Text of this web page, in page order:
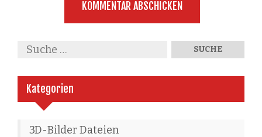
Kategorien
3D-Bilder Dateien